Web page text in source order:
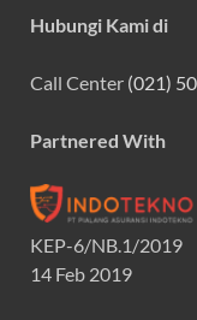
Hubungi Kami di
Call Center (021)
Partnered With
KEP-6/NB.1/2019
14 Feb 2019